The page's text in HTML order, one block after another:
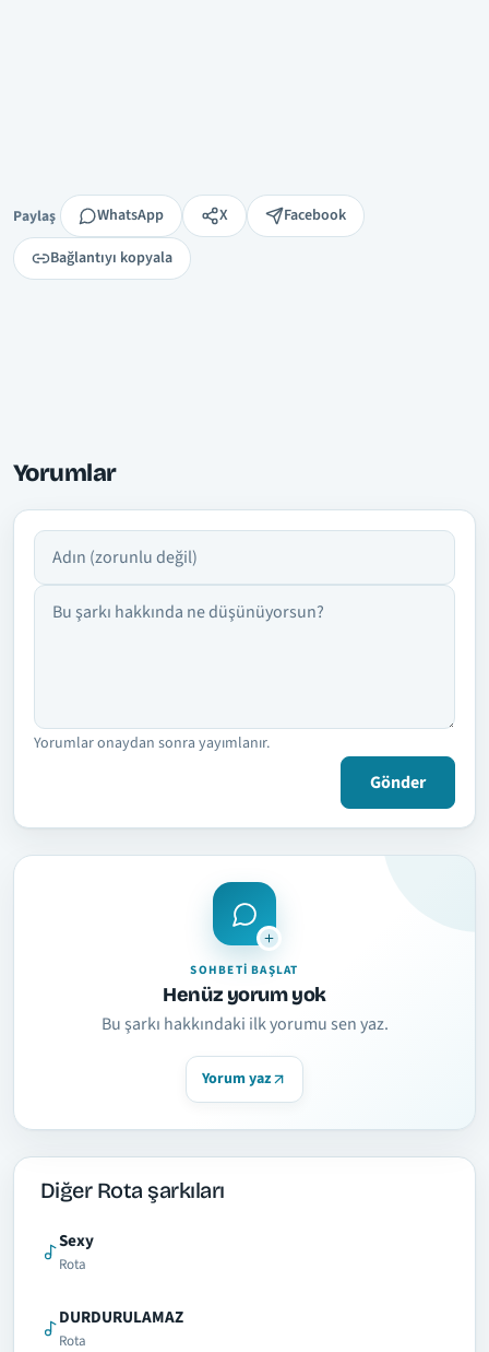
Paylaş
Paylaş WhatsApp X
Facebook
Bağlantıyı kopyala
Yorumlar
Adın
Yorumun
Yorumlar onaydan sonra yayımlanır.
Gönder
SOHBETI BAŞLAT
Henüz yorum yok
Bu şarkı hakkındaki ilk yorumu sen yaz.
Yorum yaz
Diğer Rota şarkıları
Sexy
Rota
DURDURULAMAZ
Rota